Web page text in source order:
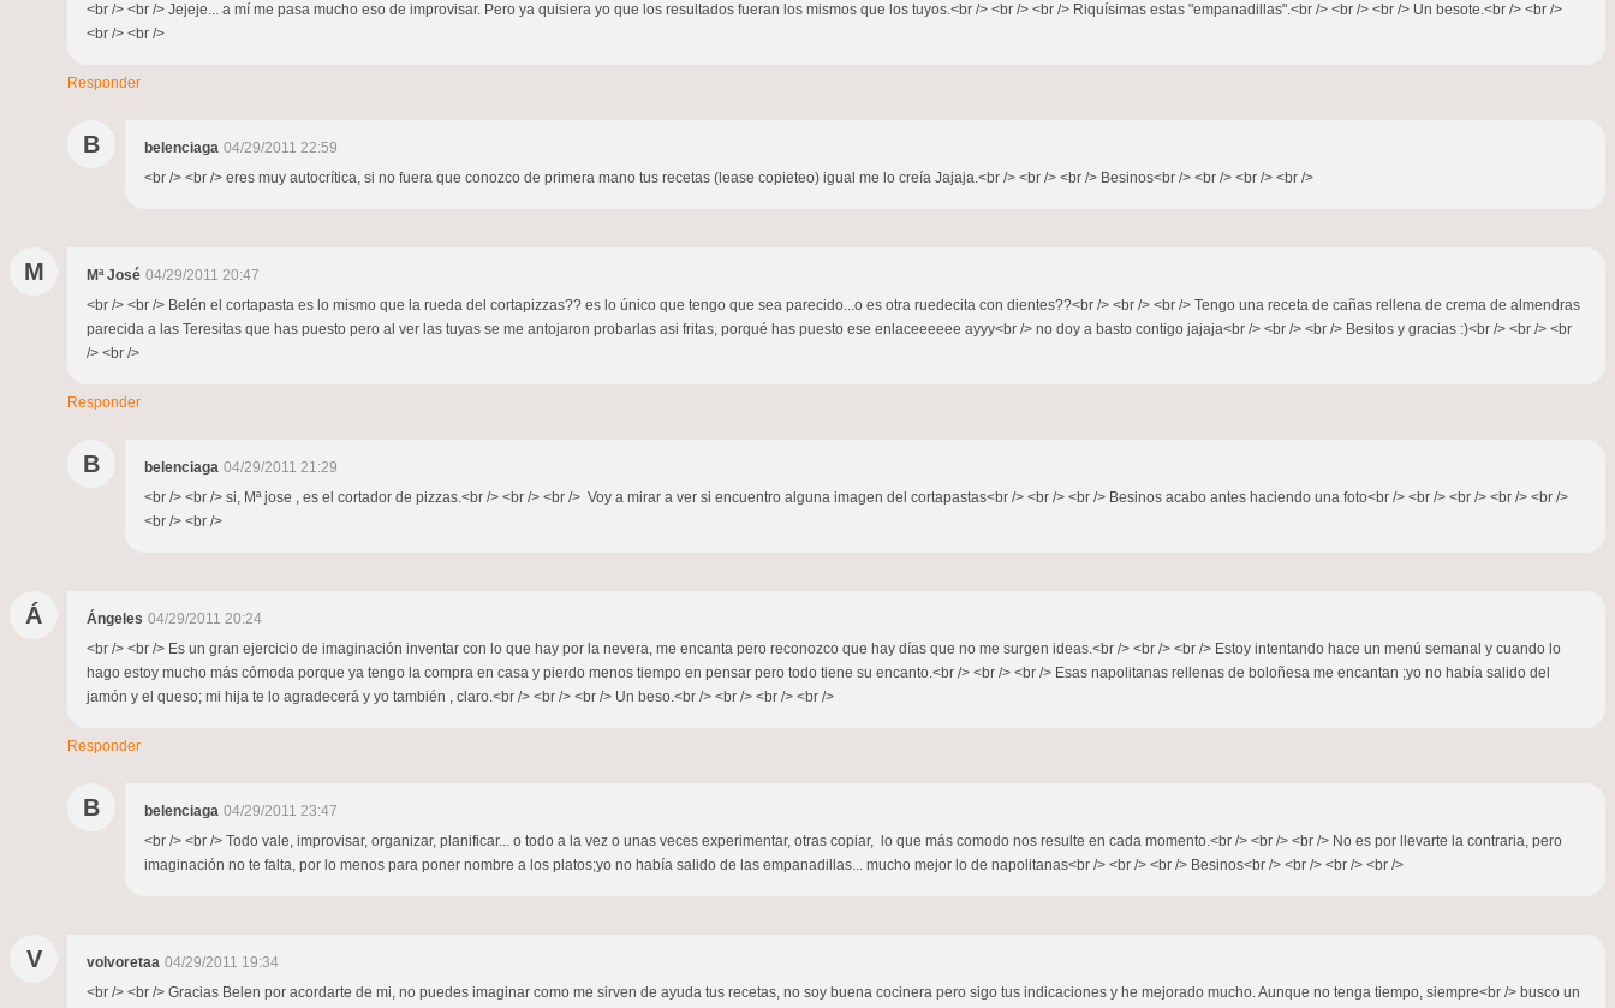
<br /> <br /> Jejeje... a mí me pasa mucho eso de improvisar. Pero ya quisiera yo que los resultados fueran los mismos que los tuyos.<br /> <br /> <br /> Riquísimas estas "empanadillas".<br /> <br /> <br /> Un besote.<br /> <br />
<br /> <br />
Responder
B belenciaga 04/29/2011 22:59
<br /> <br /> eres muy autocrítica, si no fuera que conozco de primera mano tus recetas (lease copieteo) igual me lo creía Jajaja.<br /> <br /> <br /> Besinos<br /> <br /> <br /> <br />
M Mª José 04/29/2011 20:47
<br /> <br /> Belén el cortapasta es lo mismo que la rueda del cortapizzas?? es lo único que tengo que sea parecido...o es otra ruedecita con dientes??<br /> <br /> <br /> Tengo una receta de cañas rellena de crema de almendras
parecida a las Teresitas que has puesto pero al ver las tuyas se me antojaron probarlas asi fritas, porqué has puesto ese enlaceeeeee ayyy<br /> no doy a basto contigo jajaja<br /> <br /> <br /> Besitos y gracias :)<br /> <br /> <br
/> <br />
Responder
B belenciaga 04/29/2011 21:29
<br /> <br /> si, Mª jose , es el cortador de pizzas.<br /> <br /> <br /> Voy a mirar a ver si encuentro alguna imagen del cortapastas<br /> <br /> <br /> Besinos acabo antes haciendo una foto<br /> <br /> <br /> <br /> <br />
<br /> <br />
Á Ángeles 04/29/2011 20:24
<br /> <br /> Es un gran ejercicio de imaginación inventar con lo que hay por la nevera, me encanta pero reconozco que hay días que no me surgen ideas.<br /> <br /> <br /> Estoy intentando hace un menú semanal y cuando lo
hago estoy mucho más cómoda porque ya tengo la compra en casa y pierdo menos tiempo en pensar pero todo tiene su encanto.<br /> <br /> <br /> Esas napolitanas rellenas de boloñesa me encantan ;yo no había salido del
jamón y el queso; mi hija te lo agradecerá y yo también , claro.<br /> <br /> <br /> Un beso.<br /> <br /> <br /> <br />
Responder
B belenciaga 04/29/2011 23:47
<br /> <br /> Todo vale, improvisar, organizar, planificar... o todo a la vez o unas veces experimentar, otras copiar, lo que más comodo nos resulte en cada momento.<br /> <br /> <br /> No es por llevarte la contraria, pero
imaginación no te falta, por lo menos para poner nombre a los platos;yo no había salido de las empanadillas... mucho mejor lo de napolitanas<br /> <br /> <br /> Besinos<br /> <br /> <br /> <br />
V volvoretaa 04/29/2011 19:34
<br /> <br /> Gracias Belen por acordarte de mi, no puedes imaginar como me sirven de ayuda tus recetas, no soy buena cocinera pero sigo tus indicaciones y he mejorado mucho. Aunque no tenga tiempo, siempre<br /> busco un